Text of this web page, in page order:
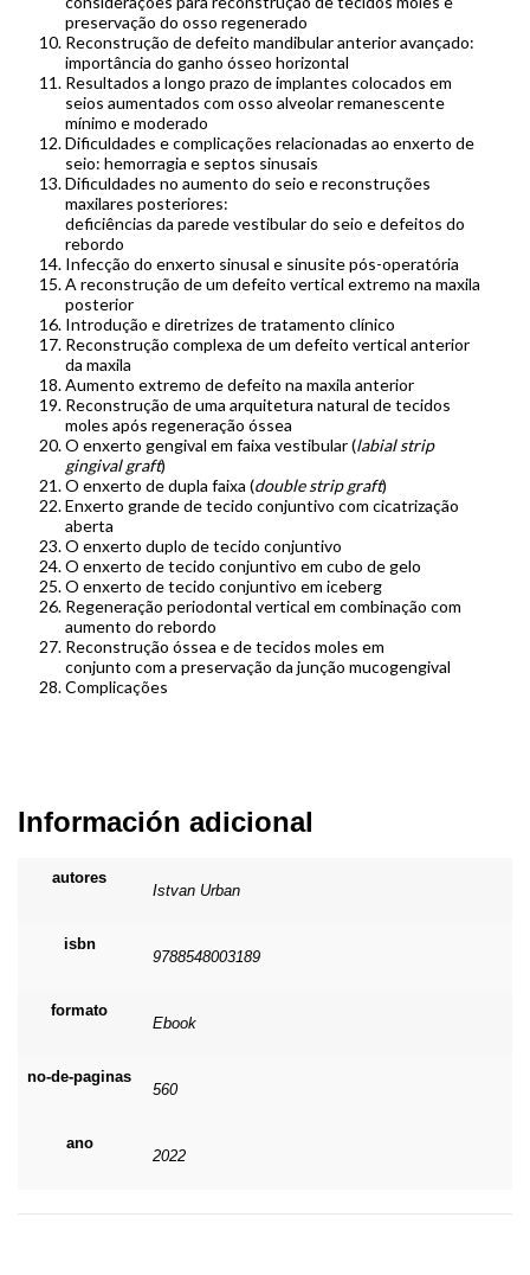
preservação do osso regenerado
Reconstrução de defeito mandibular anterior avançado:
importância do ganho ósseo horizontal
Resultados a longo prazo de implantes colocados em
seios aumentados com osso alveolar remanescente
mínimo e moderado
Dificuldades e complicações relacionadas ao enxerto de
seio: hemorragia e septos sinusais
Dificuldades no aumento do seio e reconstruções
maxilares posteriores:
deficiências da parede vestibular do seio e defeitos do
rebordo
Infecção do enxerto sinusal e sinusite pós-operatória
A reconstrução de um defeito vertical extremo na maxila
posterior
Introdução e diretrizes de tratamento clínico
Reconstrução complexa de um defeito vertical anterior
da maxila
Aumento extremo de defeito na maxila anterior
Reconstrução de uma arquitetura natural de tecidos
moles após regeneração óssea
O enxerto gengival em faixa vestibular (labial strip
gingival graft)
O enxerto de dupla faixa (double strip graft)
Enxerto grande de tecido conjuntivo com cicatrização
aberta
O enxerto duplo de tecido conjuntivo
O enxerto de tecido conjuntivo em cubo de gelo
O enxerto de tecido conjuntivo em iceberg
Regeneração periodontal vertical em combinação com
aumento do rebordo
Reconstrução óssea e de tecidos moles em
conjunto com a preservação da junção mucogengival
Complicações
Información adicional
autores
Istvan Urban
isbn
9788548003189
formato
Ebook
no-de-paginas
560
ano
2022